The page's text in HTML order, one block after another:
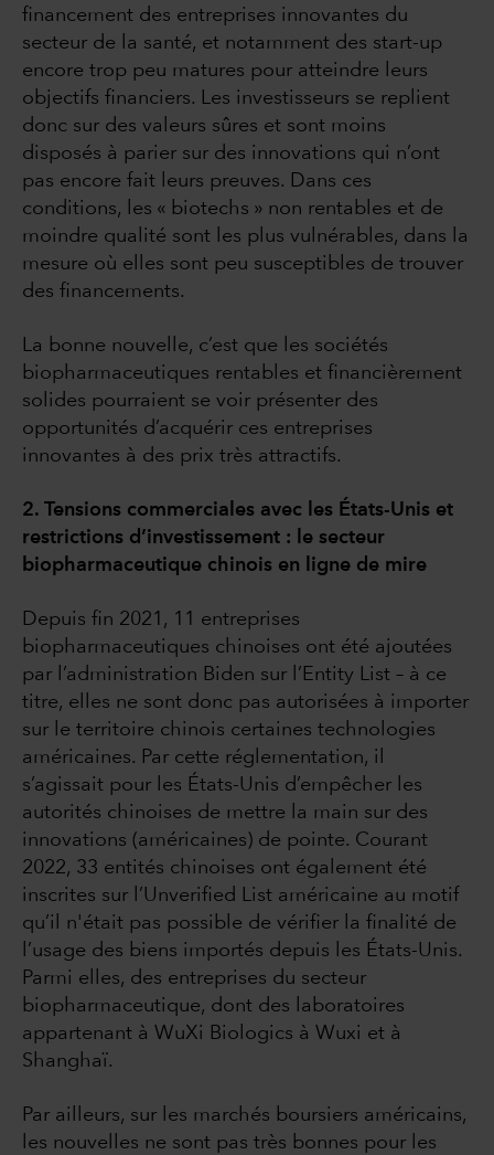
financement des entreprises innovantes du
secteur de la santé, et notamment des start-up
encore trop peu matures pour atteindre leurs
objectifs financiers. Les investisseurs se replient
donc sur des valeurs sûres et sont moins
disposés à parier sur des innovations qui n’ont
pas encore fait leurs preuves. Dans ces
conditions, les « biotechs » non rentables et de
moindre qualité sont les plus vulnérables, dans la
mesure où elles sont peu susceptibles de trouver
des financements.
La bonne nouvelle, c’est que les sociétés
biopharmaceutiques rentables et financièrement
solides pourraient se voir présenter des
opportunités d’acquérir ces entreprises
innovantes à des prix très attractifs.
2. Tensions commerciales avec les États-Unis et
restrictions d’investissement : le secteur
biopharmaceutique chinois en ligne de mire
Depuis fin 2021, 11 entreprises
biopharmaceutiques chinoises ont été ajoutées
par l’administration Biden sur l’Entity List – à ce
titre, elles ne sont donc pas autorisées à importer
sur le territoire chinois certaines technologies
américaines. Par cette réglementation, il
s’agissait pour les États-Unis d’empêcher les
autorités chinoises de mettre la main sur des
innovations (américaines) de pointe. Courant
2022, 33 entités chinoises ont également été
inscrites sur l’Unverified List américaine au motif
qu’il n'était pas possible de vérifier la finalité de
l’usage des biens importés depuis les États-Unis.
Parmi elles, des entreprises du secteur
biopharmaceutique, dont des laboratoires
appartenant à WuXi Biologics à Wuxi et à
Shanghaï.
Par ailleurs, sur les marchés boursiers américains,
les nouvelles ne sont pas très bonnes pour les